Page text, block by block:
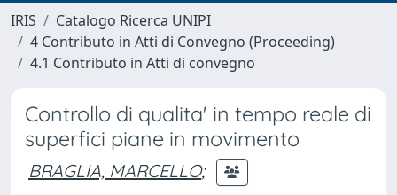
IRIS
Catalogo Ricerca UNIPI
4 Contributo in Atti di Convegno (Proceeding)
4.1 Contributo in Atti di convegno
Controllo di qualita' in tempo reale di
superfici piane in movimento
BRAGLIA, MARCELLO;